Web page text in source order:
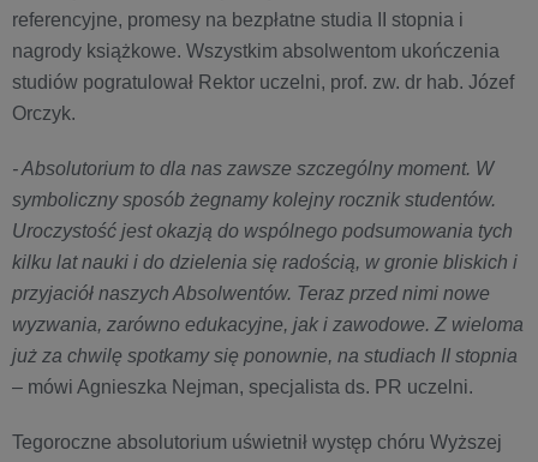
referencyjne, promesy na bezpłatne studia II stopnia i
nagrody książkowe. Wszystkim absolwentom ukończenia
studiów pogratulował Rektor uczelni, prof. zw. dr hab. Józef
Orczyk.
- Absolutorium to dla nas zawsze szczególny moment. W
symboliczny sposób żegnamy kolejny rocznik studentów.
Uroczystość jest okazją do wspólnego podsumowania tych
kilku lat nauki i do dzielenia się radością, w gronie bliskich i
przyjaciół naszych Absolwentów. Teraz przed nimi nowe
wyzwania, zarówno edukacyjne, jak i zawodowe. Z wieloma
już za chwilę spotkamy się ponownie, na studiach II stopnia
– mówi Agnieszka Nejman, specjalista ds. PR uczelni.
Tegoroczne absolutorium uświetnił występ chóru Wyższej